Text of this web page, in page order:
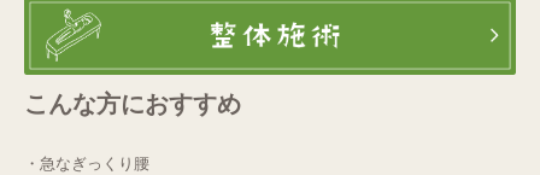
こんな方におすすめ
・急なぎっくり腰